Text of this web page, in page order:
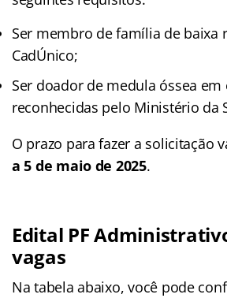
Ser membro de família de baixa
CadÚnico;
Ser doador de medula óssea em
reconhecidas pelo Ministério da
O prazo para fazer a solicitação
a 5 de maio de 2025.
Edital PF
vagas
Na tabela abaixo, você pode